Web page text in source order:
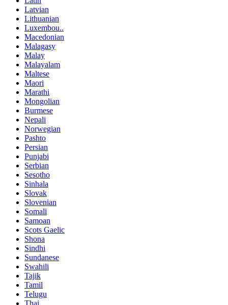
Latvian
Lithuanian
Luxembou..
Macedonian
Malagasy
Malay
Malayalam
Maltese
Maori
Marathi
Mongolian
Burmese
Nepali
Norwegian
Pashto
Persian
Punjabi
Serbian
Sesotho
Sinhala
Slovak
Slovenian
Somali
Samoan
Scots Gaelic
Shona
Sindhi
Sundanese
Swahili
Tajik
Tamil
Telugu